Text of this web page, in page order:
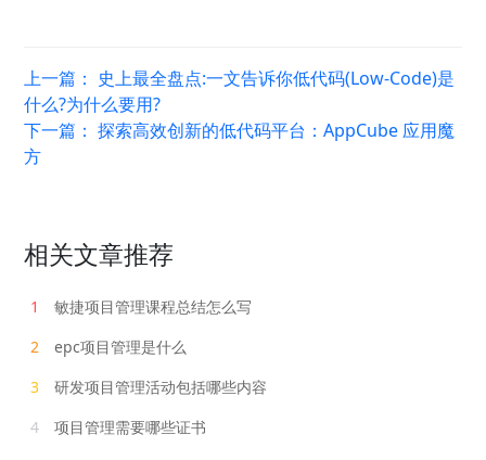
上一篇： 史上最全盘点:一文告诉你低代码(Low-Code)是
什么?为什么要用?
下一篇：探索高效创新的低代码平台：AppCube 应用魔
方
相关文章推荐
1
敏捷项目管理课程总结怎么写
2
epc项目管理是什么
3
研发项目管理活动包括哪些内容
4
项目管理需要哪些证书